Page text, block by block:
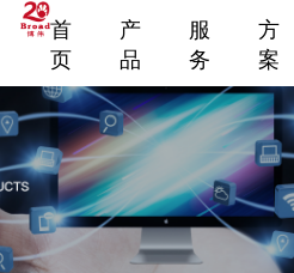
首
页
产
品
服
务
方
案